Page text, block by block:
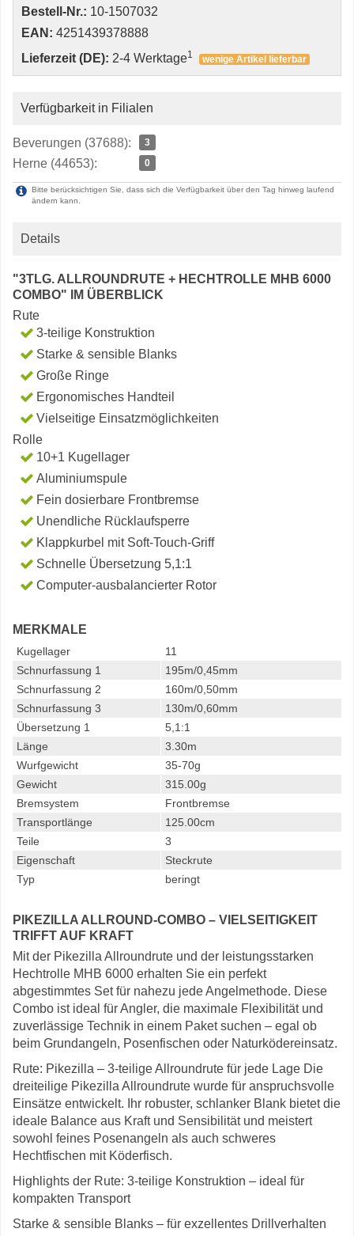
Bestell-Nr.: 10-1507032
EAN: 4251439378888
Lieferzeit (DE): 2-4 Werktage1 wenige Artikel lieferbar
Verfügbarkeit in Filialen
Beverungen (37688): 3
Herne (44653): 0
Bitte berücksichtigen Sie, dass sich die Verfügbarkeit über den Tag hinweg laufend
ändern kann.
Details
"3TLG. ALLROUNDRUTE + HECHTROLLE MHB 6000
COMBO" IM ÜBERBLICK
Rute
3-teilige Konstruktion
Starke & sensible Blanks
Große Ringe
Ergonomisches Handteil
Vielseitige Einsatzmöglichkeiten
Rolle
10+1 Kugellager
Aluminiumspule
Fein dosierbare Frontbremse
Unendliche Rücklaufsperre
Klappkurbel mit Soft-Touch-Griff
Schnelle Übersetzung 5,1:1
Computer-ausbalancierter Rotor
MERKMALE
Kugellager
11
Schnurfassung 1
195m/0,45mm
Schnurfassung 2
160m/0,50mm
Schnurfassung 3
130m/0,60mm
Übersetzung 1
5,1:1
Länge
3.30m
Wurfgewicht
35-70g
Gewicht
315.00g
Bremsystem
Frontbremse
Transportlänge
125.00cm
Teile
3
Eigenschaft
Steckrute
Typ
beringt
PIKEZILLA ALLROUND-COMBO – VIELSEITIGKEIT
TRIFFT AUF KRAFT
Mit der Pikezilla Allroundrute und der leistungsstarken
Hechtrolle MHB 6000 erhalten Sie ein perfekt
abgestimmtes Set für nahezu jede Angelmethode. Diese
Combo ist ideal für Angler, die maximale Flexibilität und
zuverlässige Technik in einem Paket suchen – egal ob
beim Grundangeln, Posenfischen oder Naturködereinsatz.
Rute: Pikezilla – 3-teilige Allroundrute für jede Lage Die
dreiteilige Pikezilla Allroundrute wurde für anspruchsvolle
Einsätze entwickelt. Ihr robuster, schlanker Blank bietet die
ideale Balance aus Kraft und Sensibilität und meistert
sowohl feines Posenangeln als auch schweres
Hechtfischen mit Köderfisch.
Highlights der Rute: 3-teilige Konstruktion – ideal für
kompakten Transport
Starke & sensible Blanks – für exzellentes Drillverhalten